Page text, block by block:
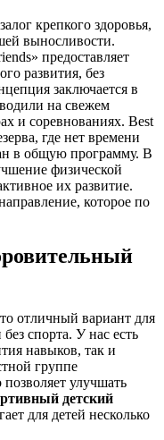
крепкого здоровья,
выносливости.
предоставляет
развития, без
заключается в
на свежем
и соревнованиях. Best
где нет времени
в общую программу. В
физической
их развитие.
которое по
отличный вариант для
спорта. У нас есть
навыков, так и
группе
улучшать
детский
для детей несколько